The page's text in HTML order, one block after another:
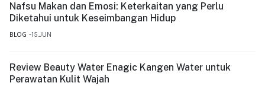
Nafsu Makan dan Emosi: Keterkaitan yang Perlu
Diketahui untuk Keseimbangan Hidup
BLOG 15.JUN
Review Beauty Water Enagic Kangen Water untuk
Perawatan Kulit Wajah